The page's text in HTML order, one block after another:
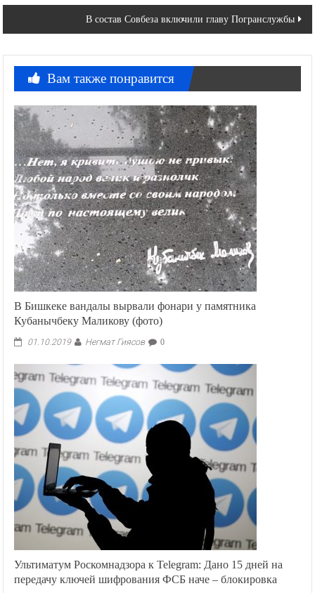
В состав Совбеза включили главу Погранслужбы
Вам также понравится
В Бишкеке вандалы вырвали фонари у памятника
Кубанычбеку Маликову (фото)
01.10.2019 Негмат Гиясов 0
Ультиматум Роскомнадзора к Telegram: Дано 15 дней на
передачу ключей шифрования ФСБ наче – блокировка